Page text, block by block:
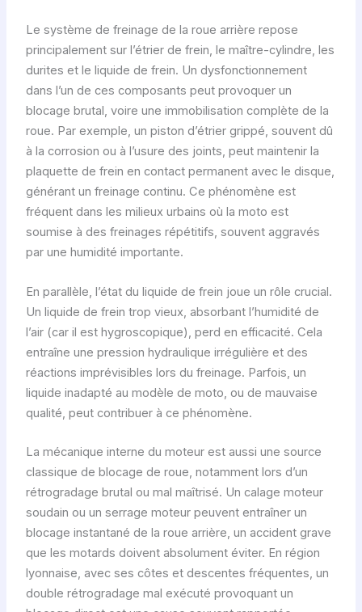
Le système de freinage de la roue arrière repose
principalement sur l’étrier de frein, le maître-cylindre, les
durites et le liquide de frein. Un dysfonctionnement
dans l’un de ces composants peut provoquer un
blocage brutal, voire une immobilisation complète de la
roue. Par exemple, un piston d’étrier grippé, souvent dû
à la corrosion ou à l’usure des joints, peut maintenir la
plaquette de frein en contact permanent avec le disque,
générant un freinage continu. Ce phénomène est
fréquent dans les milieux urbains où la moto est
soumise à des freinages répétitifs, souvent aggravés
par une humidité importante.
En parallèle, l’état du liquide de frein joue un rôle crucial.
Un liquide de frein trop vieux, absorbant l’humidité de
l’air (car il est hygroscopique), perd en efficacité. Cela
entraîne une pression hydraulique irrégulière et des
réactions imprévisibles lors du freinage. Parfois, un
liquide inadapté au modèle de moto, ou de mauvaise
qualité, peut contribuer à ce phénomène.
La mécanique interne du moteur est aussi une source
classique de blocage de roue, notamment lors d’un
rétrogradage brutal ou mal maîtrisé. Un calage moteur
soudain ou un serrage moteur peuvent entraîner un
blocage instantané de la roue arrière, un accident grave
que les motards doivent absolument éviter. En région
lyonnaise, avec ses côtes et descentes fréquentes, un
double rétrogradage mal exécuté provoquant un